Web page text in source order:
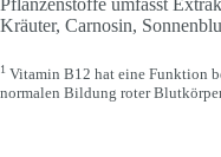
Pflanzenstoffe umfasst
Kräuter, Carnosin,
1 Vitamin B12 hat eine Funktion
normalen Bildung roter